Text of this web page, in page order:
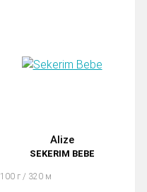
Alize
SEKERIM BEBE
100 г / 320 м